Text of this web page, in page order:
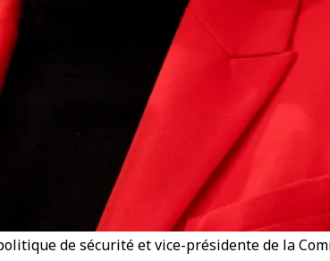
de sécurité et vice-présidente de la